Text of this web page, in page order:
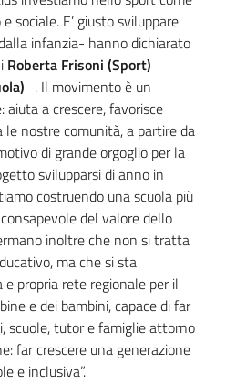
sociale. E’ giusto sviluppare
infanzia- hanno dichiarato
Roberta Frisoni (Sport)
-. Il movimento è un
aiuta a crescere, favorisce
le nostre comunità, a partire da
di grande orgoglio per la
svilupparsi di anno in
costruendo una scuola più
del valore dello
inoltre che non si tratta
ma che si sta
propria rete regionale per il
e dei bambini, capace di far
scuole, tutor e famiglie attorno
far crescere una generazione
e inclusiva”.